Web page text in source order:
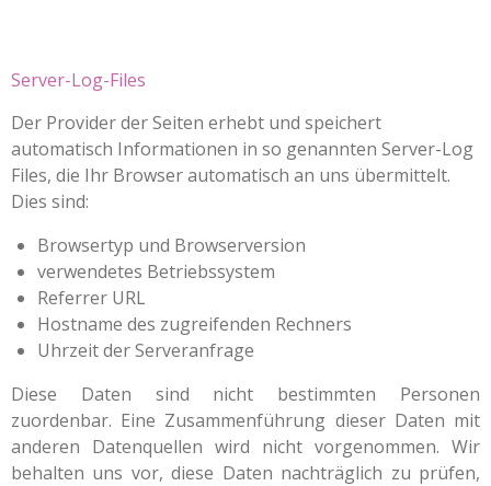
Server-Log-Files
Der Provider der Seiten erhebt und speichert
automatisch Informationen in so genannten Server-Log
Files, die Ihr Browser automatisch an uns übermittelt.
Dies sind:
Browsertyp und Browserversion
verwendetes Betriebssystem
Referrer URL
Hostname des zugreifenden Rechners
Uhrzeit der Serveranfrage
Diese Daten sind nicht bestimmten Personen
zuordenbar. Eine Zusammenführung dieser Daten mit
anderen Datenquellen wird nicht vorgenommen. Wir
behalten uns vor, diese Daten nachträglich zu prüfen,